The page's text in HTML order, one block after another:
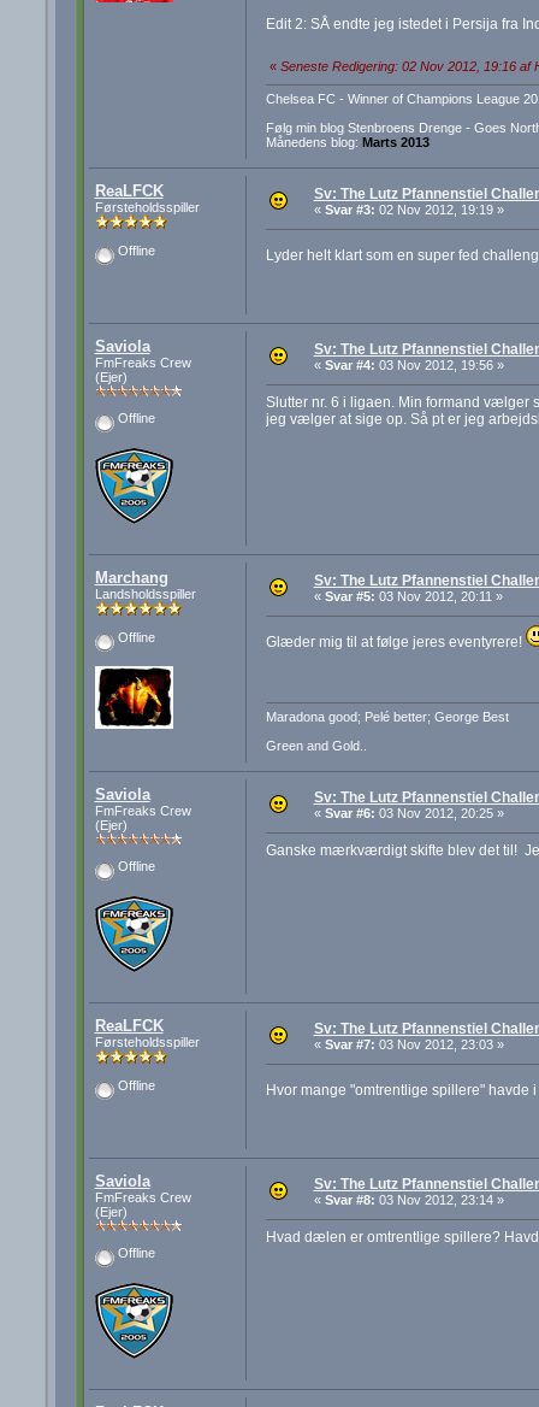
Edit 2: SÅ endte jeg istedet i Persija fra
« Seneste Redigering: 02 Nov 2012, 19:16 af
Chelsea FC - Winner of Champions League
Følg min blog Stenbroens Drenge - Goes
Månedens blog: Marts 2013
ReaLFCK
Førsteholdsspiller
Offline
Sv: The Lutz Pfannenstiel
« Svar #3: 02 Nov 2012, 19:19 »
Lyder helt klart som en super fed
Saviola
FmFreaks Crew
(Ejer)
Offline
Sv: The Lutz Pfannenstiel
« Svar #4: 03 Nov 2012, 19:56 »
Slutter nr. 6 i ligaen. Min formand vælger
jeg vælger at sige op. Så pt er jeg
Marchang
Landsholdsspiller
Offline
Sv: The Lutz Pfannenstiel
« Svar #5: 03 Nov 2012, 20:11 »
Glæder mig til at følge jeres eventyrere!
Maradona good; Pelé better; George Best
Green and Gold..
Saviola
FmFreaks Crew
(Ejer)
Offline
Sv: The Lutz Pfannenstiel
« Svar #6: 03 Nov 2012, 20:25 »
Ganske mærkværdigt skifte blev det til!
ReaLFCK
Førsteholdsspiller
Offline
Sv: The Lutz Pfannenstiel
« Svar #7: 03 Nov 2012, 23:03 »
Hvor mange "omtrentlige spillere"
Saviola
FmFreaks Crew
(Ejer)
Offline
Sv: The Lutz Pfannenstiel
« Svar #8: 03 Nov 2012, 23:14 »
Hvad dælen er omtrentlige spillere?